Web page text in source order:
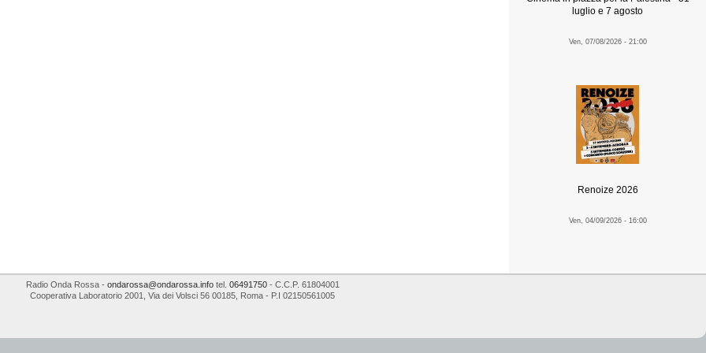
luglio e 7 agosto
Ven, 07/08/2026 - 21:00
Renoize 2026
Ven, 04/09/2026 - 16:00
Radio Onda Rossa- ondarossa@ondarossa.infotel. 06491750- C.C.P. 61804001
Cooperativa Laboratorio 2001
Via dei Volsci 56 00185 Roma - P.I 02150561005